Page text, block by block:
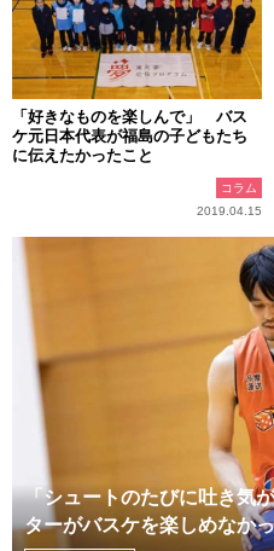
「好きなものを楽しんで」 バス
ケ元日本代表が福島の子どもたち
に伝えたかったこと
コラム
2019.04.15
「シュートのたびに吐き
ターがバスケを楽しめなか